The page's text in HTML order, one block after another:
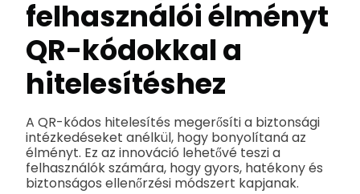
felhasználói élményt
QR-kódokkal a
hitelesítéshez
A QR-kódos hitelesítés megerősíti a biztonsági
intézkedéseket anélkül, hogy bonyolítaná az
élményt. Ez az innováció lehetővé teszi a
felhasználók számára, hogy gyors, hatékony és
biztonságos ellenőrzési módszert kapjanak.